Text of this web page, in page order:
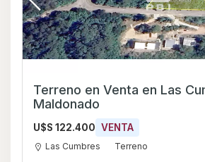
Terreno en Venta en Las Cumbres,
Maldonado
U$S 122.400 VENTA
Las Cumbres Terreno